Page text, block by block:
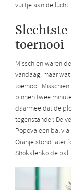
vuiltje aan de lucht.
toernooi
Misschien waren
vandaag, maar
toernooi.
binnen twee
daarmee dat de
tegenstander. De
Popova een bal
Oranje stond later
Shokalenko de bal